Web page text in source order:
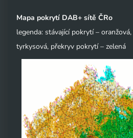
Mapa pokrytí DAB+ sítě ČRo
legenda: stávající pokrytí –
tyrkysová, překryv pokrytí – zelená